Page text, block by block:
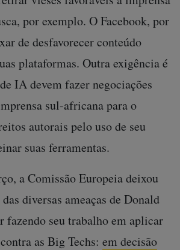
por exemplo. O Facebook, por
de desfavorecer conteúdo
plataformas. Outra exigência é
IA devem fazer negociações
sul-africana para o
autorais pelo uso de seu
suas ferramentas.
a Comissão Europeia deixou
diversas ameaças de Donald
fazendo seu trabalho em aplicar
as Big Techs: em decisão